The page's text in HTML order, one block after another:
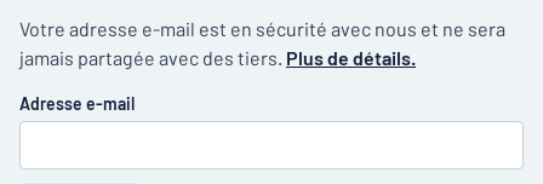
Votre adresse e-mail est en sécurité avec nous et ne sera
jamais partagée avec des tiers. Plus de détails.
Adresse e-mail